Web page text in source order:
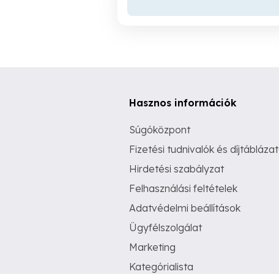
Hasznos információk
Súgóközpont
Fizetési tudnivalók és díjtáblázat
Hirdetési szabályzat
Felhasználási feltételek
Adatvédelmi beállítások
Ügyfélszolgálat
Marketing
Kategórialista